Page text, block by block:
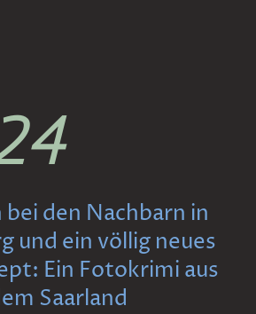
den Nachbarn in
und ein völlig neues
Ein Fotokrimi aus
Saarland